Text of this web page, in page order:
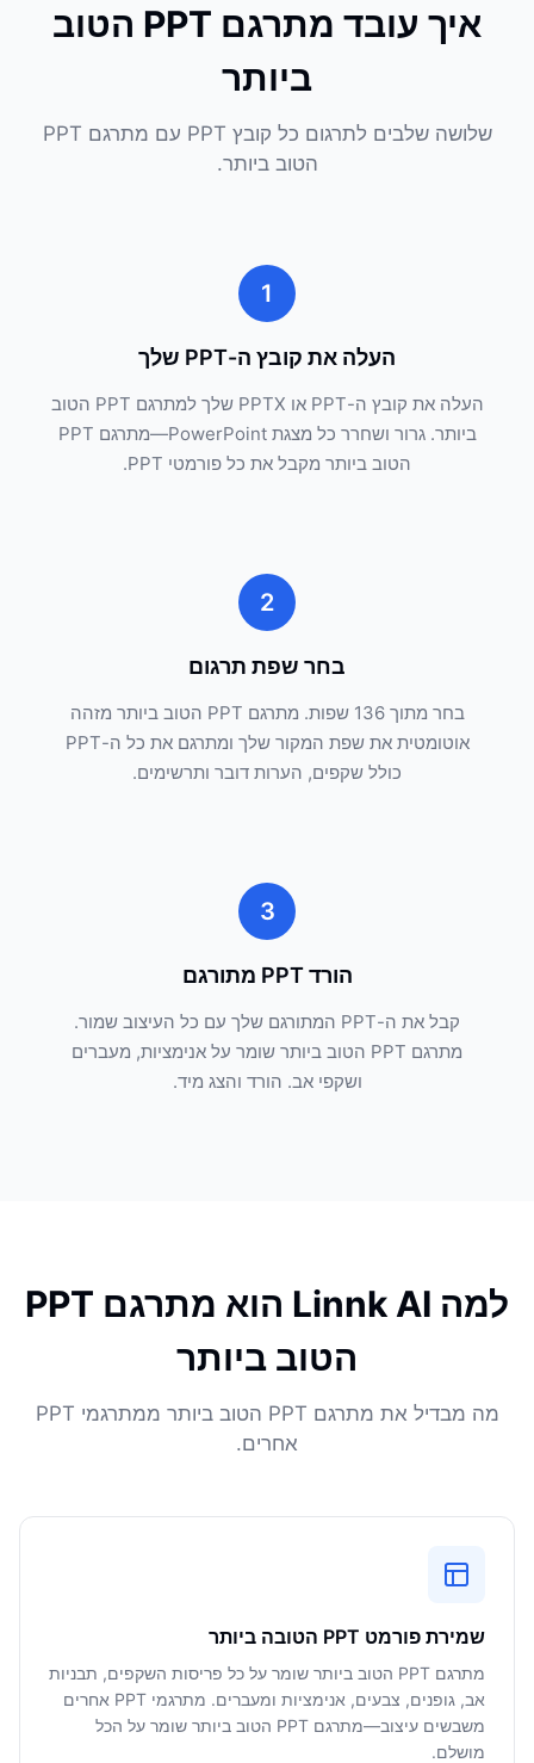
איך עובד מתרגם PPT הטוב
ביותר
שלושה שלבים לתרגום כל קובץ PPT עם מתרגם PPT
הטוב ביותר.
1
העלה את קובץ ה-PPT שלך
העלה את קובץ ה-PPT או PPTX שלך למתרגם PPT הטוב
ביותר. גרור ושחרר כל מצגת PowerPoint—מתרגם PPT
הטוב ביותר מקבל את כל פורמטי PPT.
2
בחר שפת תרגום
בחר מתוך 136 שפות. מתרגם PPT הטוב ביותר מזהה
אוטומטית את שפת המקור שלך ומתרגם את כל ה-PPT
כולל שקפים, הערות דובר ותרשימים.
3
הורד PPT מתורגם
קבל את ה-PPT המתורגם שלך עם כל העיצוב שמור.
מתרגם PPT הטוב ביותר שומר על אנימציות, מעברים
ושקפי אב. הורד והצג מיד.
למה Linnk AI הוא מתרגם PPT
הטוב ביותר
מה מבדיל את מתרגם PPT הטוב ביותר ממתרגמי PPT
אחרים.
שמירת פורמט PPT הטובה ביותר
מתרגם PPT הטוב ביותר שומר על כל פריסות השקפים, תבניות
אב, גופנים, צבעים, אנימציות ומעברים. מתרגמי PPT אחרים
משבשים עיצוב—מתרגם PPT הטוב ביותר שומר על הכל
מושלם.